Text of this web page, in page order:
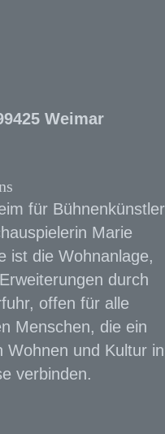
Weimar
für Bühnenkünstler
Marie
ist die Wohnanlage,
durch
offen für alle
Menschen, die ein
Wohnen und Kultur in
verbinden.